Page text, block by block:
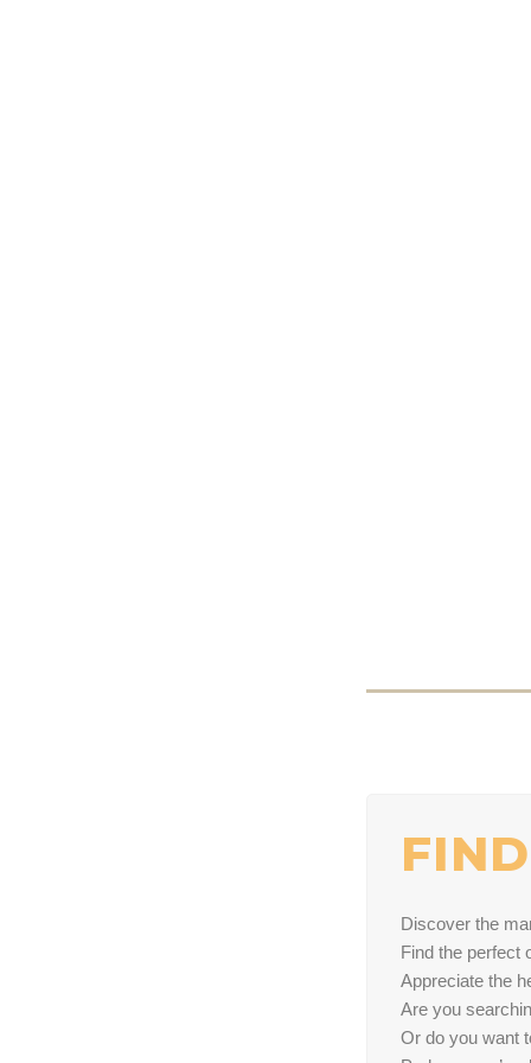
Discover the
Find the perfect
Appreciate the
Are you
Or do you want